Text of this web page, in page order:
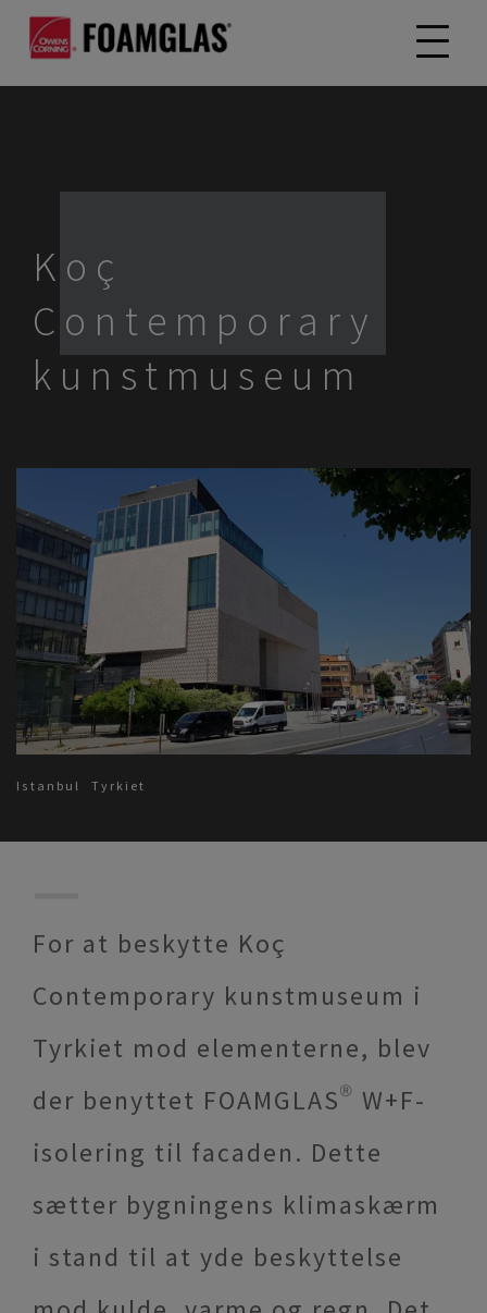
Koç
Contemporary
kunstmuseum
Istanbul Tyrkiet
For at beskytte Koç
Contemporary kunstmuseum i
Tyrkiet mod elementerne, blev
der benyttet FOAMGLAS® W+F-
isolering til facaden. Dette
sætter bygningens klimaskærm
i stand til at yde beskyttelse